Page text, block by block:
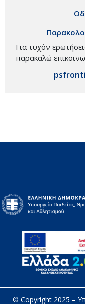
Για τυχόν
παρακαλώ
© Copyright 2025 –